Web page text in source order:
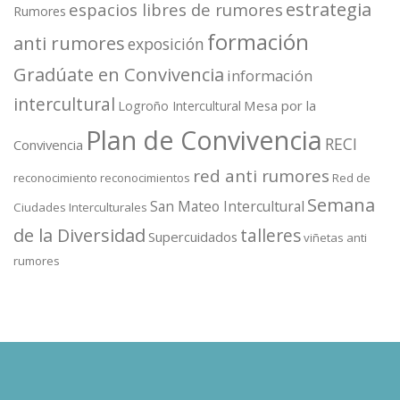
Rumores espacios libres de rumores estrategia
anti rumoresexposición formación
Gradúate en Convivencia información
intercultural Logroño Intercultural Mesa por la
Convivencia Plan de Convivencia RECI
reconocimiento reconocimientos red anti rumores Red de
Ciudades Interculturales San Mateo Intercultural Semana
de la Diversidad Supercuidados talleresviñetas anti
rumores